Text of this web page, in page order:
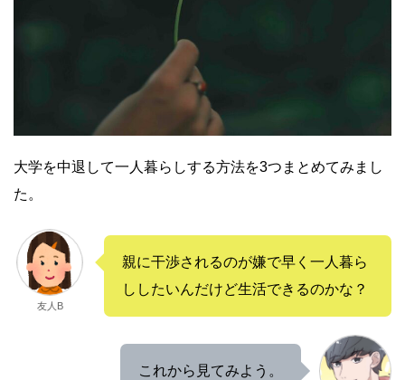
大学を中退して一人暮らしする方法を3つまとめてみまし
た。
友人B
親に干渉されるのが嫌で早く一人暮ら
ししたいんだけど生活できるのかな？
これから見てみよう。